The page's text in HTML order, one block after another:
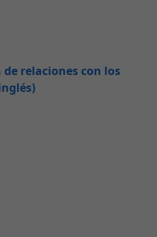
relaciones con los